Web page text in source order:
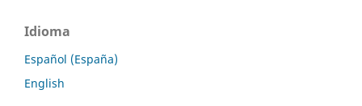
Idioma
Español (España)
English